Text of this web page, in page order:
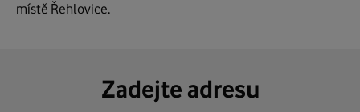
místě Řehlovice.
Zadejte adresu